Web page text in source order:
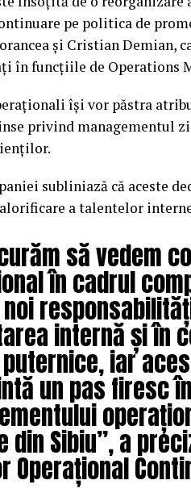
pe politica de
și Cristian Demian,
în funcțiile de Operations
își vor păstra
privind managementul
subliniază că aceste
a talentelor
să vedem
în cadrul
internă și în
iar
un pas firesc
din Sibiu”, a
Operațional